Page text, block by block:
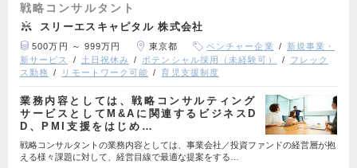
戦略コンサルタント
スリーエスキャピタル 株式会社
500万円 ～ 999万円 東京都 ベンチャー企業
新規事業・
新サービス
土日祝休み ポテンシャル採用（未経験可）
フレック
ス勤務
リモートワーク可能 育児支援制度
業務内容としては、戦略コンサルティング
サービスとしてM&Aに関連するビジネスD
D、PMI支援をはじめ…
戦略コンサルタントの業務内容としては、事業会社／投資ファンドの経営層が抱
える様々課題に対して、経営目線で最適な提案をする…